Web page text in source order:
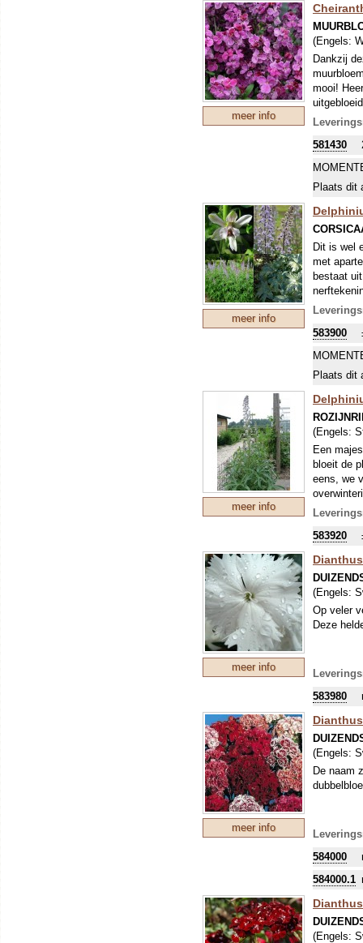
meer info
(Engels:
Dankzij
mooi!
cm.
en/of de
vooral
581430
Plaats dit
meer info
Dit is wel
met
bestaat
een
583900
Plaats dit
meer info
(Engels:
Een
bloeit de
eens, we
zaden
583920
meer info
(Engels:
Op veler
Deze
583980
meer info
(Engels:
De naam
584000
584000.1
(Engels: